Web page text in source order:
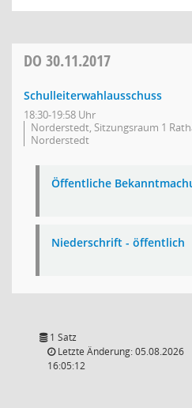
DO 30.11.2017
Schulleiterwahlausschuss
18:30-19:58 Uhr
Norderstedt, Sitzungsraum 1
Norderstedt
Öffentliche
Niederschrift - öffentlich
1 Satz
Letzte Änderung: 05.08.2026
16:05:12